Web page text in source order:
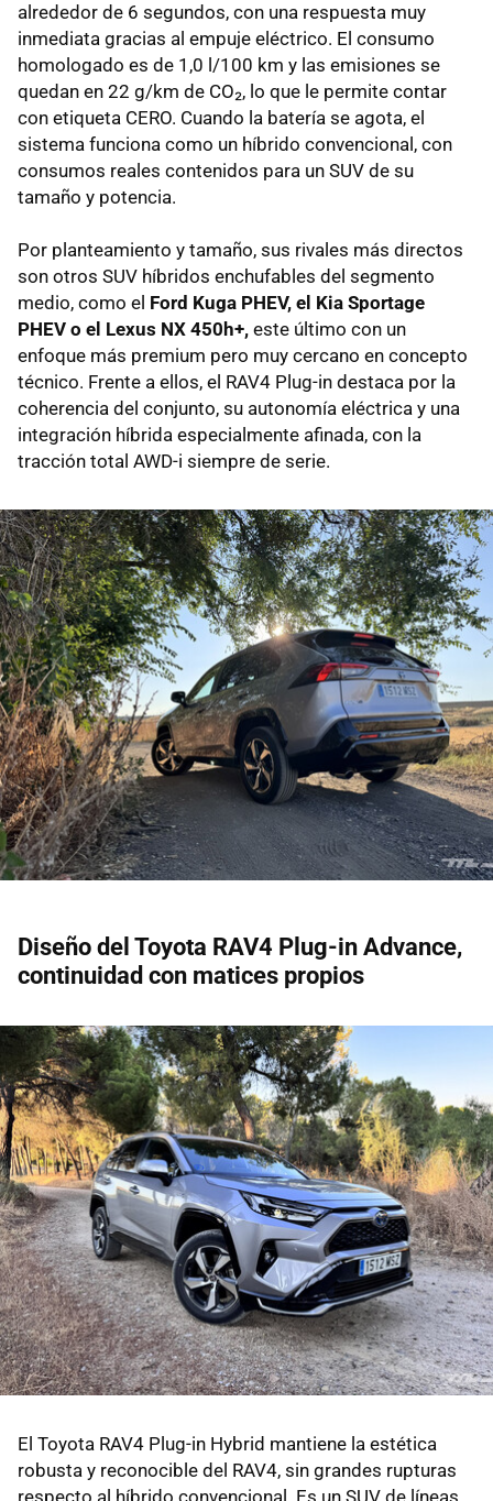
alrededor de 6 segundos, con una respuesta muy
inmediata gracias al empuje eléctrico. El consumo
homologado es de 1,0 l/100 km y las emisiones se
quedan en 22 g/km de CO₂, lo que le permite contar
con etiqueta CERO. Cuando la batería se agota, el
sistema funciona como un híbrido convencional, con
consumos reales contenidos para un SUV de su
tamaño y potencia.
Por planteamiento y tamaño, sus rivales más directos
son otros SUV híbridos enchufables del segmento
medio, como el Ford Kuga PHEV, el Kia Sportage
PHEV o el Lexus NX 450h+, este último con un
enfoque más premium pero muy cercano en concepto
técnico. Frente a ellos, el RAV4 Plug-in destaca por la
coherencia del conjunto, su autonomía eléctrica y una
integración híbrida especialmente afinada, con la
tracción total AWD-i siempre de serie.
Diseño del Toyota RAV4 Plug-in Advance,
continuidad con matices propios
El Toyota RAV4 Plug-in Hybrid mantiene la estética
robusta y reconocible del RAV4, sin grandes rupturas